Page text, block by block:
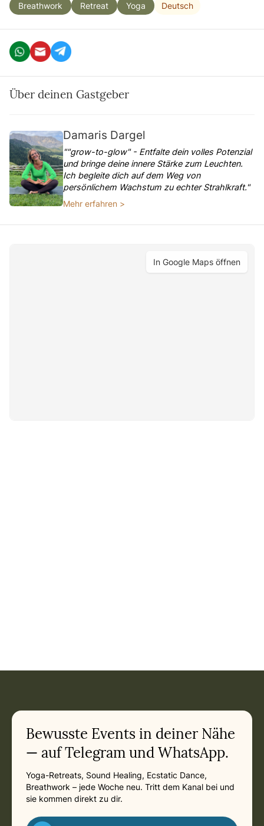
Breathwork Retreat Yoga Deutsch
Über deinen Gastgeber
Damaris Dargel
""grow-to-glow" - Entfalte dein volles Potenzial
und bringe deine innere Stärke zum Leuchten.
Ich begleite dich auf dem Weg von
persönlichem Wachstum zu echter Strahlkraft."
Mehr erfahren >
In Google Maps öffnen
Related appointments
Bewusste Events in deiner Nähe
— auf Telegram und WhatsApp.
Yoga-Retreats, Sound Healing, Ecstatic Dance,
Breathwork – jede Woche neu. Tritt dem Kanal bei und
sie kommen direkt zu dir.